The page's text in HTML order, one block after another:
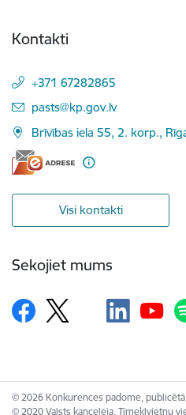
Kontakti
+371 67282865
E-pasts:
pasts@kp.gov.lv
Brīvības iela 55, 2. korp.,
Visi kontakti
Sekojiet mums
© 2026 Konkurences padome,
© 2020 Valsts kanceleja, Tīmekļvietņu